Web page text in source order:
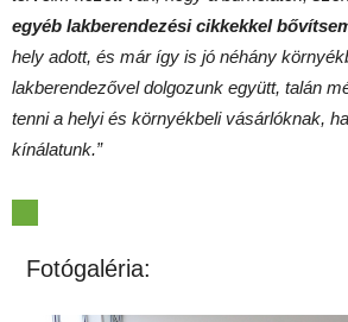
egyéb lakberendezési cikkekkel
hely adott, és már így is jó néhány
lakberendezővel dolgozunk együtt, talán
tenni a helyi és környékbeli vásárlóknak,
kínálatunk.”
Fotógaléria: